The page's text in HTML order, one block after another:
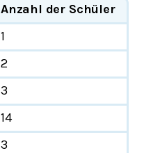
Anzahl der Schüler
1
2
3
14
3